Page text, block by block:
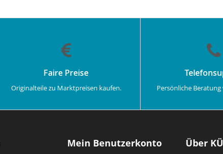
Faire Preise
Originalteile zu Marktpreisen kaufen. Persönliche
Mein Benutzerkonto Über